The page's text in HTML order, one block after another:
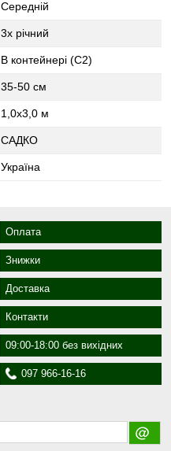
Середній
3х річний
В контейнері (С2)
35-50 см
1,0х3,0 м
САДКО
Україна
Оплата
Знижки
Доставка
Контакти
09:00-18:00 без вихідних
097 966-16-16